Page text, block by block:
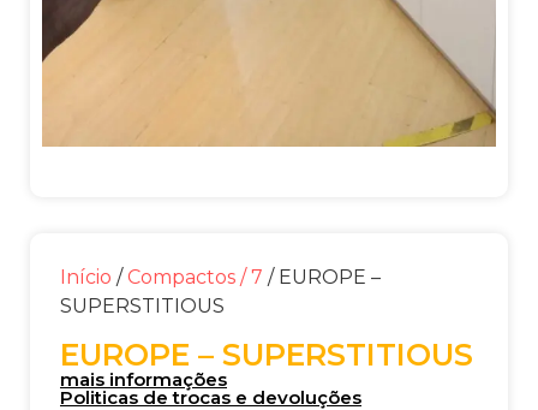
Início / Compactos / 7 / EUROPE –
SUPERSTITIOUS
EUROPE – SUPERSTITIOUS
mais informações
Politicas de trocas e devoluções